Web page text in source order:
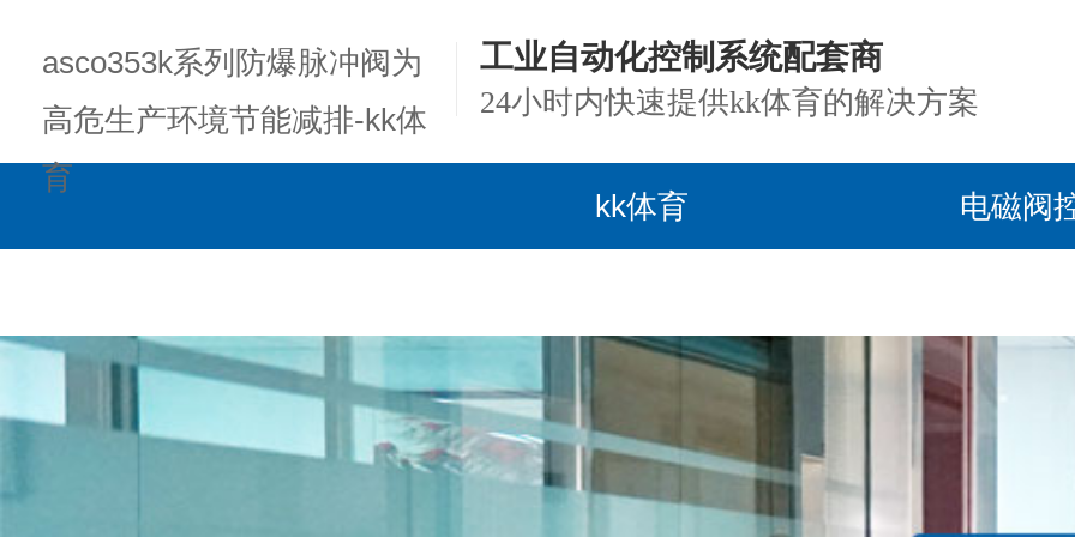
asco353k系列防爆脉冲阀为
高危生产环境节能减排-kk体
育
工业自动化控制系统配套商
24小时内快速提供kk体育的解决方案
kk体育 电磁阀